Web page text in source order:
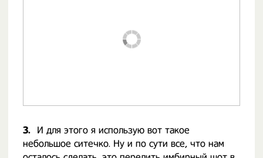
3.
И для этого я использую вот такое
небольшое ситечко. Ну и по сути все, что нам